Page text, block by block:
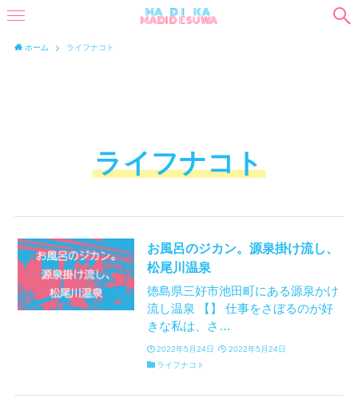
ホーム ライフナコト
ライフナコト
お風呂のジカン。源泉掛け流し、
松尾川温泉
徳島県三好市池田町にある源泉かけ
流し温泉 【】 仕事をさぼるのが好
きな私は、さ…
2022年5月24日
2022年5月24日
ライフナコト